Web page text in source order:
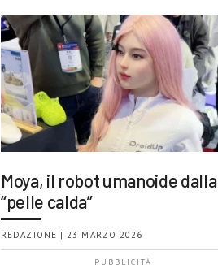
Moya, il robot umanoide dalla
“pelle calda”
REDAZIONE | 23 MARZO 2026